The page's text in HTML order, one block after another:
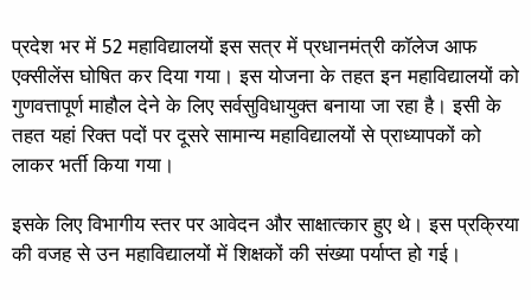
प्रदेश भर में 52 महाविद्यालयों इस सत्र में प्रधानमंत्री कॉलेज आफ
एक्सीलेंस घोषित कर दिया गया। इस योजना के तहत इन महाविद्यालयों को
गुणवत्तापूर्ण माहौल देने के लिए सर्वसुविधायुक्त बनाया जा रहा है। इसी के
तहत यहां रिक्त पदों पर दूसरे सामान्य महाविद्यालयों से प्राध्यापकों को
लाकर भर्ती किया गया।
इसके लिए विभागीय स्तर पर आवेदन और साक्षात्कार हुए थे। इस प्रक्रिया
की वजह से उन महाविद्यालयों में शिक्षकों की संख्या पर्याप्त हो गई।